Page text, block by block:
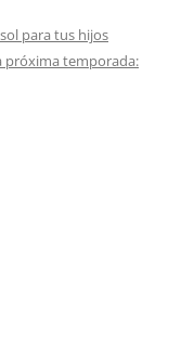
para tus hijos
próxima temporada: